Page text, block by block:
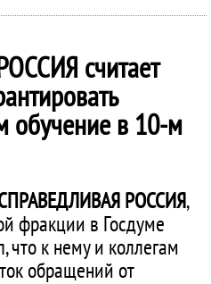
считает
обучение в 10-м
РОССИЯ,
фракции в Госдуме
что к нему и коллегам
обращений от